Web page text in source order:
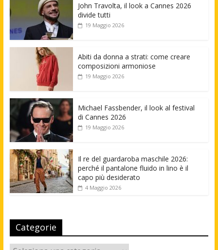
John Travolta, il look a Cannes 2026
divide tutti
19 Maggio 2026
Abiti da donna a strati: come creare
composizioni armoniose
19 Maggio 2026
Michael Fassbender, il look al festival
di Cannes 2026
19 Maggio 2026
Il re del guardaroba maschile 2026:
perché il pantalone fluido in lino è il
capo più desiderato
4 Maggio 2026
Categorie
Categorie